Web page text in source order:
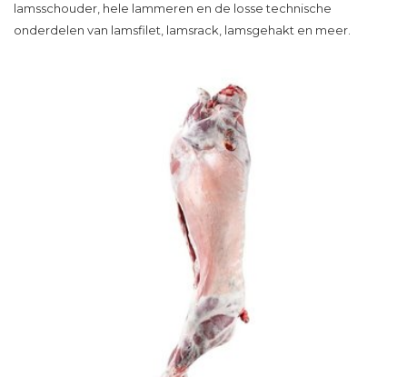
lamsschouder, hele lammeren en de losse technische
onderdelen van lamsfilet, lamsrack, lamsgehakt en meer.